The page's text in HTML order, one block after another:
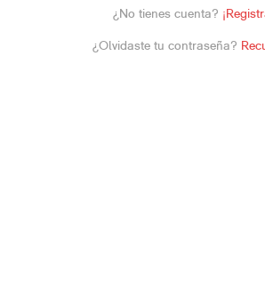
¿No tienes cuenta?
¿Olvidaste tu contraseña?